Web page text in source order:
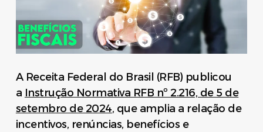
A Receita Federal do Brasil (RFB) publicou
a Instrução Normativa RFB nº 2.216, de 5 de
setembro de 2024, que amplia a relação de
incentivos, renúncias, benefícios e